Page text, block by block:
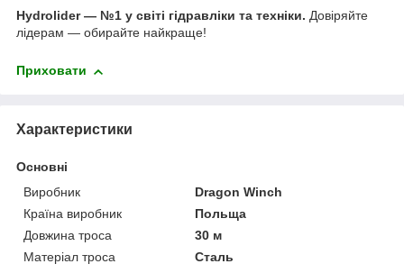
Hydrolider — №1 у світі гідравліки та техніки. Довіряйте
лідерам — обирайте найкраще!
Приховати
Характеристики
Основні
Виробник
Dragon Winch
Країна виробник
Польща
Довжина троса
30 м
Матеріал троса
Сталь